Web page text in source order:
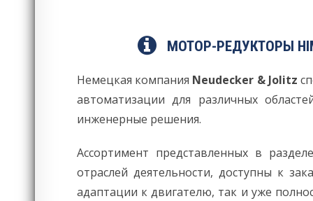
МОТОР-РЕДУКТОРЫ
Немецкая компания Neudecker & Jolitz
автоматизации для различных
инженерные решения.
Ассортимент представленных в
отраслей деятельности, доступны к
адаптации к двигателю, так и уже